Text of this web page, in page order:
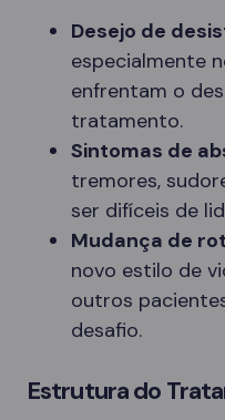
Desejo de
especialmente
enfrentam o
tratamento.
Sintomas de
tremores,
ser difíceis de
Mudança de
novo estilo de
outros
desafio.
Estrutura do